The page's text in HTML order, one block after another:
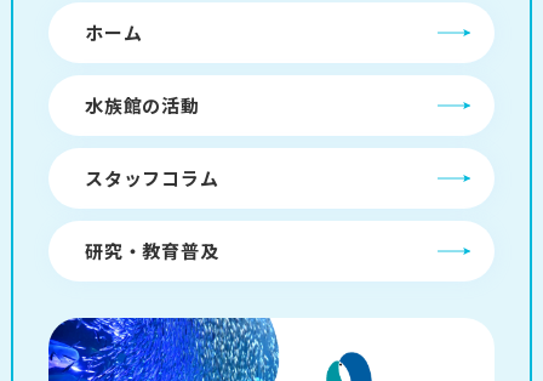
ホーム
水族館の活動
スタッフコラム
研究・教育普及